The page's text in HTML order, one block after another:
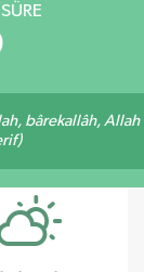
bârekallâh,